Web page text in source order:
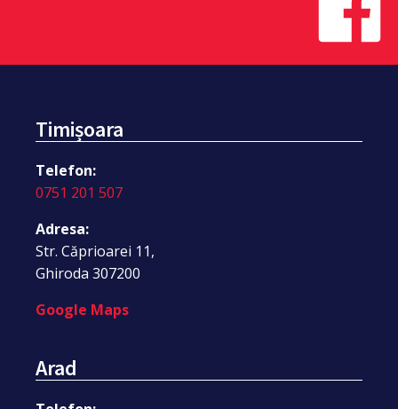
Timișoara
Telefon:
0751 201 507
Adresa:
Str. Căprioarei 11,
Ghiroda 307200
Google Maps
Arad